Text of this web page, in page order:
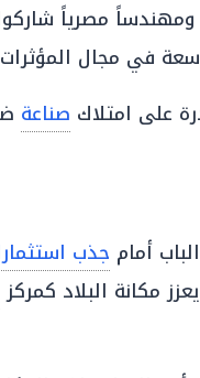
إلى أن أكثر من 250 فناناً
في مجال
على امتلاك صناعة
أمام جذب
مكانة البلاد كمركز